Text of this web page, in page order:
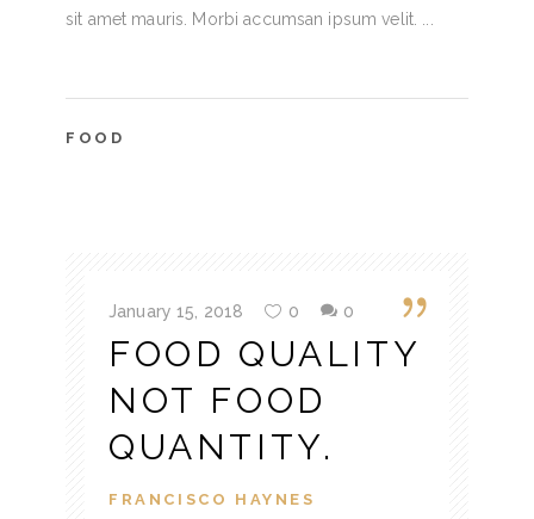
sit amet mauris. Morbi accumsan ipsum velit.
FOOD
January 15, 2018 0 0
FOOD QUALITY
NOT FOOD
QUANTITY.
FRANCISCO HAYNES